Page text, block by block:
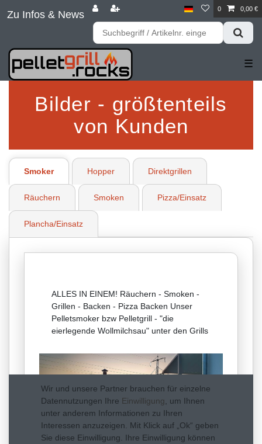
Zu Infos & News 0 0,00 €
☰
Bilder - größtenteils
von Kunden
Smoker Hopper Direktgrillen
Räuchern Smoken Pizza/Einsatz
Plancha/Einsatz
ALLES IN EINEM! Räuchern - Smoken -
Grillen - Backen - Pizza Backen Unser
Pelletsmoker bzw Pelletgrill - "die
eierlegende Wollmilchsau" unter den Grills
Wir und unsere Partner brauchen für einzelne
Datennutzungen Ihre Einwilligung , um Ihnen
unter anderem Informationen zu Ihren
Interessen anzuzeigen. Mit Klick auf „Ok“ geben
Sie diese Einwilligung. Ihre Einwilligung können